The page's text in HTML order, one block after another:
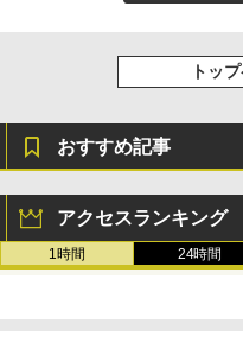
トッ
おすすめ記事
アクセスランキング
1時間 24時間